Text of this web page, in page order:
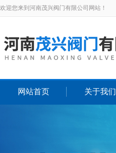
欢迎您来到河南茂兴阀门有限公司网站！
网站首页 关于我们